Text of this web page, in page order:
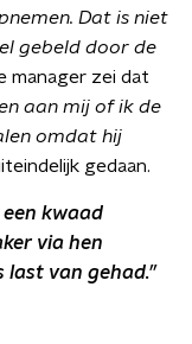
Dat is niet
gebeld door de
manager zei dat
aan mij of ik de
omdat hij
gedaan.
kwaad
via hen
van gehad.”